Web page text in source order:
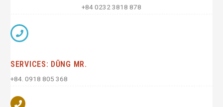
+84 0232 3818 878
SERVICES: DŨNG MR.
+84. 0918 805 368